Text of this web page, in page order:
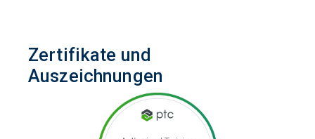
Zertifikate und
Auszeichnungen